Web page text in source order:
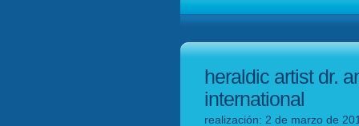
heraldic artist dr.
international
realización: 2 de marzo de